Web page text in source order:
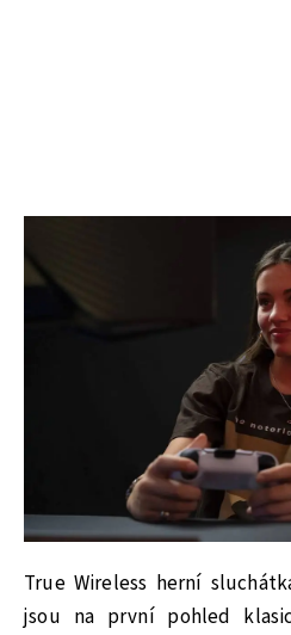
True Wireless herní
jsou na první pohled